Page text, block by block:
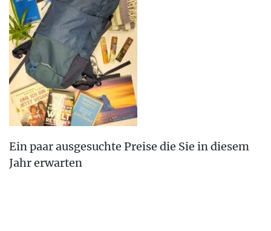
Ein paar ausgesuchte Preise die Sie in diesem
Jahr erwarten